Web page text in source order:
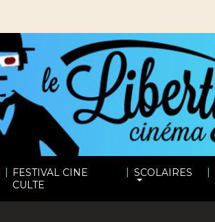
| FESTIVAL CINE
CULTE
| SCOLAIRES |